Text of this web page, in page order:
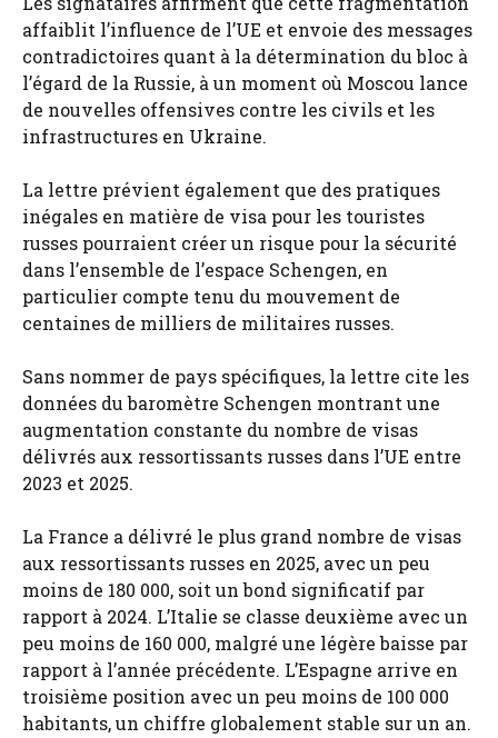
affaiblit l’influence de l’UE et envoie des messages
contradictoires quant à la détermination du bloc à
l’égard de la Russie, à un moment où Moscou lance
de nouvelles offensives contre les civils et les
infrastructures en Ukraine.
La lettre prévient également que des pratiques
inégales en matière de visa pour les touristes
russes pourraient créer un risque pour la sécurité
dans l’ensemble de l’espace Schengen, en
particulier compte tenu du mouvement de
centaines de milliers de militaires russes.
Sans nommer de pays spécifiques, la lettre cite les
données du baromètre Schengen montrant une
augmentation constante du nombre de visas
délivrés aux ressortissants russes dans l’UE entre
2023 et 2025.
La France a délivré le plus grand nombre de visas
aux ressortissants russes en 2025, avec un peu
moins de 180 000, soit un bond significatif par
rapport à 2024. L’Italie se classe deuxième avec un
peu moins de 160 000, malgré une légère baisse par
rapport à l’année précédente. L’Espagne arrive en
troisième position avec un peu moins de 100 000
habitants, un chiffre globalement stable sur un an.